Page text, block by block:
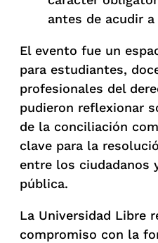
antes de acudir
El evento fue un
para estudiantes,
profesionales del
pudieron reflexionar
de la conciliación
clave para la
entre los ciudadanos
pública.
La Universidad Libre
compromiso con la